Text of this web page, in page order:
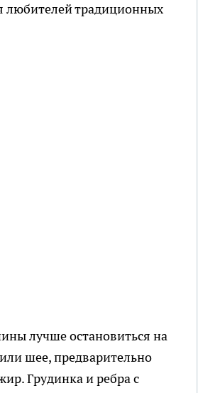
традиционных
лучше остановиться на
шее, предварительно
Грудинка и ребра с